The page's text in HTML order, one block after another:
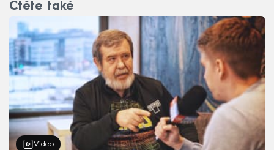
Čtěte také
Video